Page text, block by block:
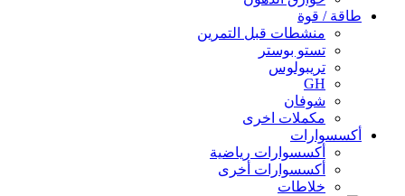
طاقة / قوة
منشطات قبل التمرين
تستو بوستر
تريبولوس
GH
شوفان
مكملات اخرى
أكسسوارات
أكسسوارات رياضية
أكسسوارات أخرى
خلاطات